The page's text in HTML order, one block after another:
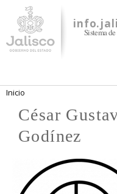
Sistema
Se encuentra usted aquí
Inicio
César
Godínez